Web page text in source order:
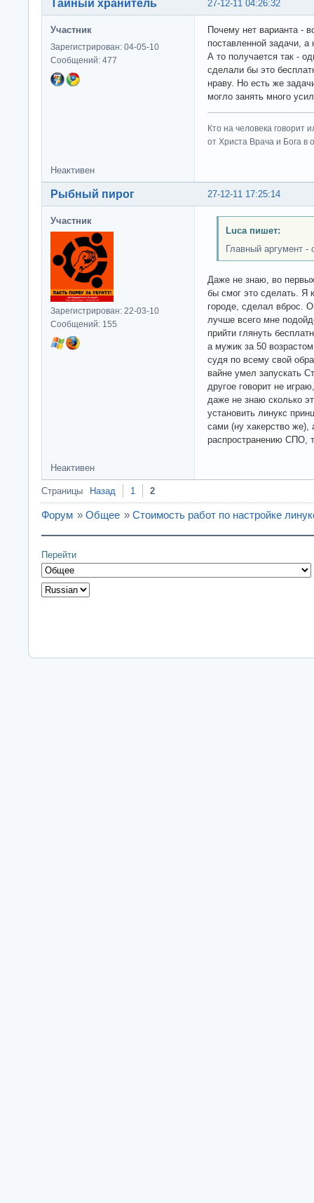
27-12-11 04:26:32
Тайный хранитель
Участник
Зарегистрирован: 04-05-10
Сообщений: 477
Почему нет варианта -
поставленной задачи,
А то получается так -
сделали бы это
нраву. Но есть же
могло занять много
Кто на человека говорит
от Христа Врача и Бога в
Неактивен
27-12-11 17:25:14
Рыбный пирог
Участник
Зарегистрирован: 22-03-10
Сообщений: 155
Luca пишет:
Главный аргумент -
Даже не знаю, во
бы смог это сделать. Я
городе, сделал вброс.
лучше всего мне
прийти глянуть
а мужик за 50
судя по всему свой
вайне умел запускать
другое говорит не
даже не знаю сколько
установить линукс
сами (ну хакерство же),
распространению СПО,
Неактивен
Страницы Назад 1 2
Форум » Общее » Стоимость работ по настройке
Перейти